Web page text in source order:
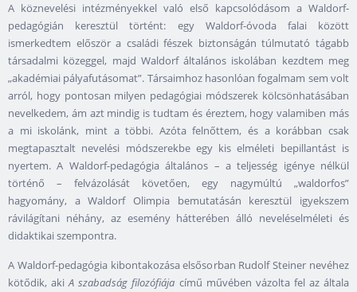
A köznevelési intézményekkel való első kapcsolódásom a Waldorf-
pedagógián keresztül történt: egy Waldorf-óvoda falai között
ismerkedtem először a családi fészek biztonságán túlmutató tágabb
társadalmi közeggel, majd Waldorf általános iskolában kezdtem meg
„akadémiai pályafutásomat”. Társaimhoz hasonlóan fogalmam sem volt
arról, hogy pontosan milyen pedagógiai módszerek kölcsönhatásában
nevelkedem, ám azt mindig is tudtam és éreztem, hogy valamiben más
a mi iskolánk, mint a többi. Azóta felnőttem, és a korábban csak
megtapasztalt nevelési módszerekbe egy kis elméleti bepillantást is
nyertem. A Waldorf-pedagógia általános – a teljesség igénye nélkül
történő – felvázolását követően, egy nagymúltú „waldorfos”
hagyomány, a Waldorf Olimpia bemutatásán keresztül igyekszem
rávilágítani néhány, az esemény hátterében álló neveléselméleti és
didaktikai szempontra.
A Waldorf-pedagógia kibontakozása elsősorban Rudolf Steiner nevéhez
kötődik, akiA szabadság filozófiája című művében vázolta fel az általa